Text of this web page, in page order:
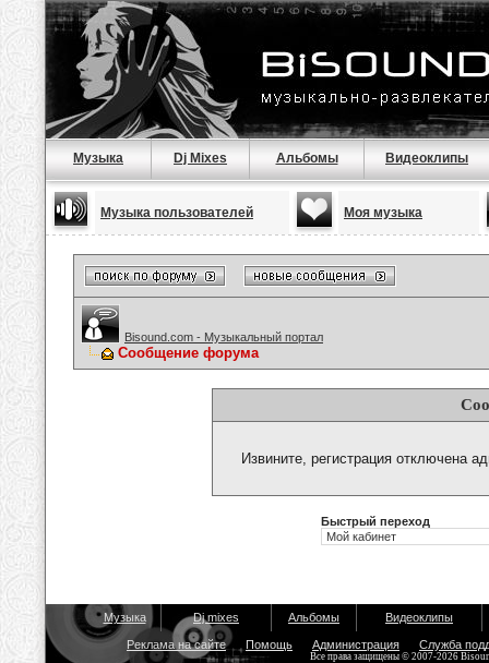
Музыка Dj Mixes Альбомы Видеоклипы
Музыка пользователей Моя музыка
Bisound.com - Музыкальный портал
Сообщение форума
Извините, регистрация отключена
Быстрый переход
Музыка Dj mixes Альбомы Видеоклипы
Реклама на сайте Помощь Администрация Служба
Все права защищены © 2007-2026